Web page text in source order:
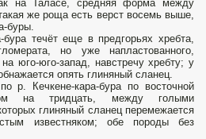
на Таласе, средняя форма между
же роща есть верст восемь выше,
буры.
бура течёт еще в предгорьях хребта,
но уже напластованного,
юго-юго-запад, навстречу хребту; у
опять глиняный сланец.
р. Кечкене-кара-бура по восточной
на тридцать, между голыми
глиняный сланец перемежается
известняком; обе породы без